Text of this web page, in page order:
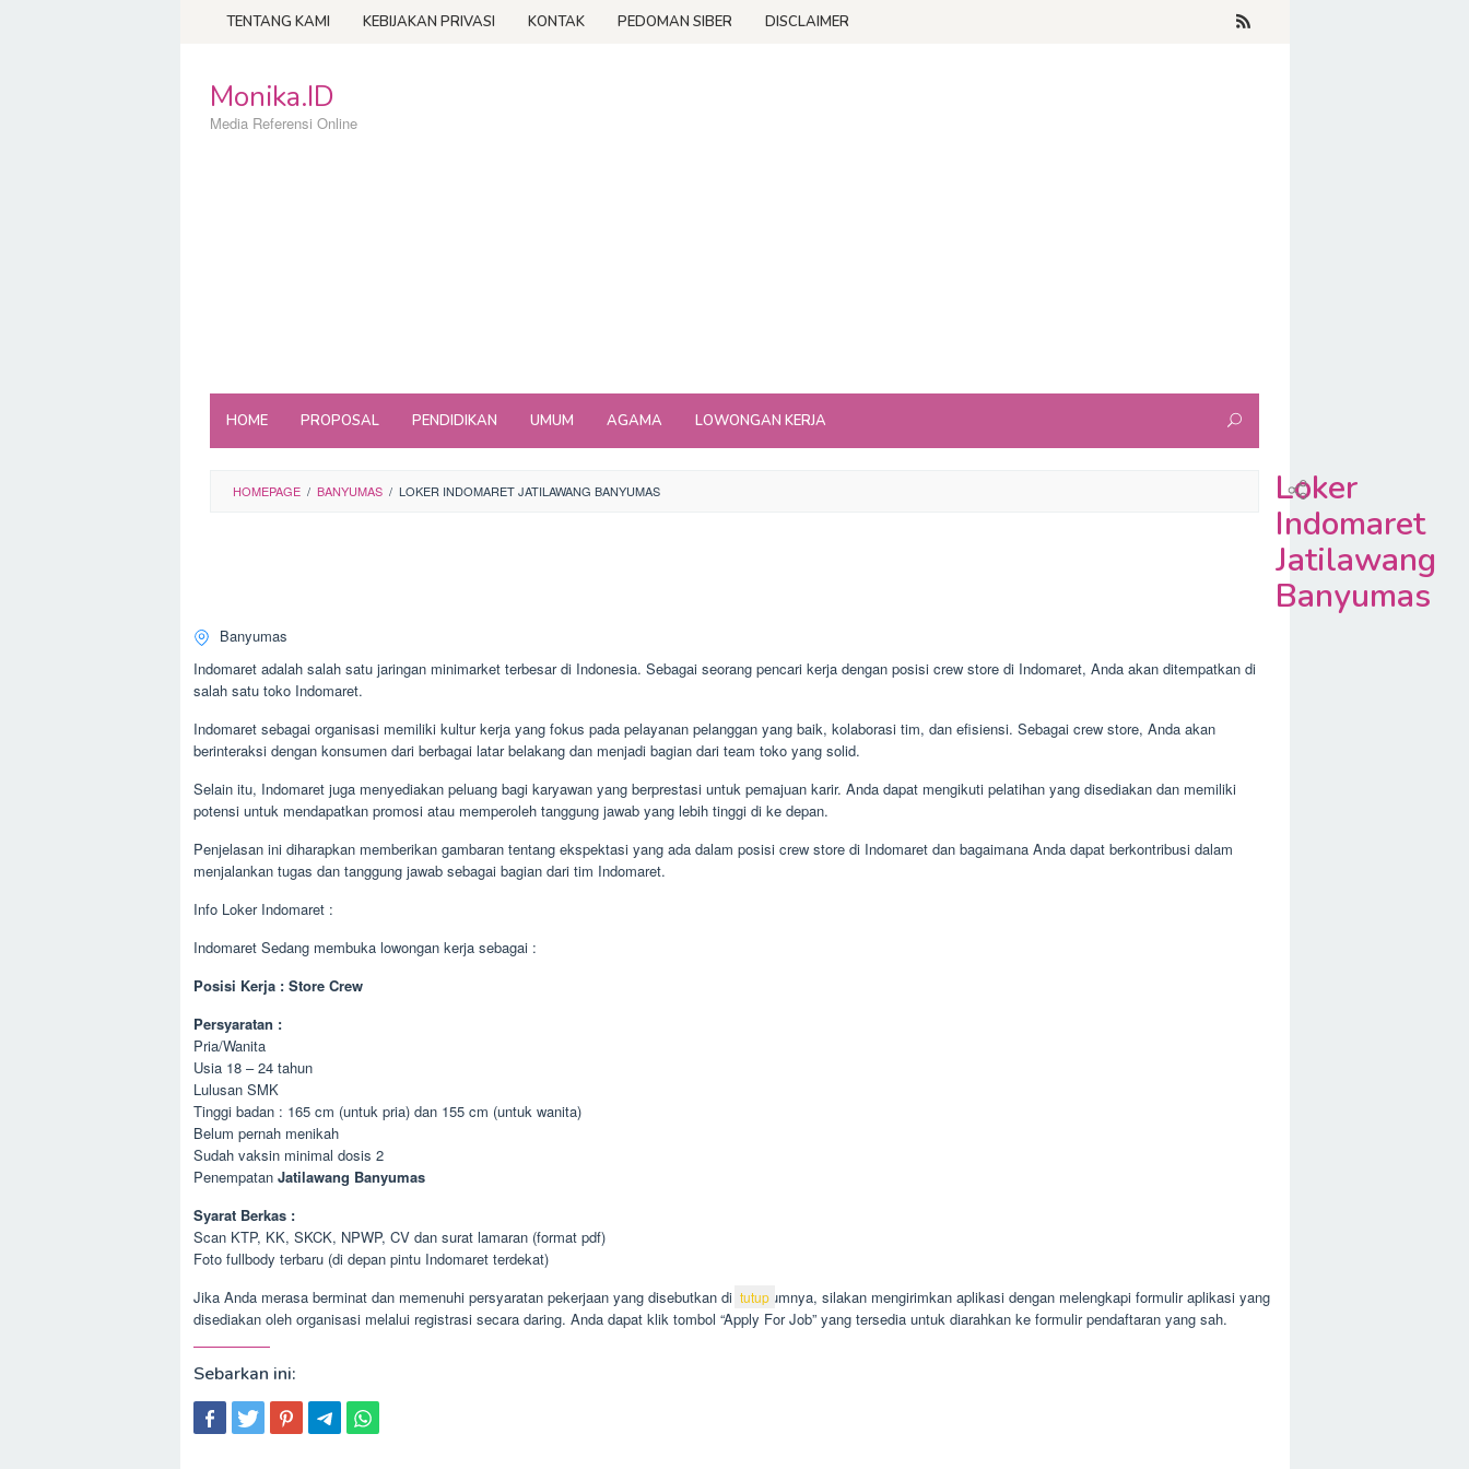
TENTANG KAMI KEBIJAKAN PRIVASI KONTAK PEDOMAN SIBER DISCLAIMER
Monika.ID
Media Referensi Online
HOME PROPOSAL PENDIDIKAN UMUM AGAMA LOWONGAN KERJA
HOMEPAGE / BANYUMAS / LOKER INDOMARET JATILAWANG BANYUMAS
Loker
Indomaret
Jatilawang
Banyumas
Banyumas
Indomaret adalah salah satu jaringan minimarket terbesar di Indonesia. Sebagai seorang pencari kerja dengan posisi crew store di Indomaret, Anda akan ditempatkan di
salah satu toko Indomaret.
Indomaret sebagai organisasi memiliki kultur kerja yang fokus pada pelayanan pelanggan yang baik, kolaborasi tim, dan efisiensi. Sebagai crew store, Anda akan
berinteraksi dengan konsumen dari berbagai latar belakang dan menjadi bagian dari team toko yang solid.
Selain itu, Indomaret juga menyediakan peluang bagi karyawan yang berprestasi untuk pemajuan karir. Anda dapat mengikuti pelatihan yang disediakan dan memiliki
potensi untuk mendapatkan promosi atau memperoleh tanggung jawab yang lebih tinggi di ke depan.
Penjelasan ini diharapkan memberikan gambaran tentang ekspektasi yang ada dalam posisi crew store di Indomaret dan bagaimana Anda dapat berkontribusi dalam
menjalankan tugas dan tanggung jawab sebagai bagian dari tim Indomaret.
Info Loker Indomaret :
Indomaret Sedang membuka lowongan kerja sebagai :
Posisi Kerja : Store Crew
Persyaratan :
Pria/Wanita
Usia 18 – 24 tahun
Lulusan SMK
Tinggi badan : 165 cm (untuk pria) dan 155 cm (untuk wanita)
Belum pernah menikah
Sudah vaksin minimal dosis 2
Penempatan Jatilawang Banyumas
Syarat Berkas :
Scan KTP, KK, SKCK, NPWP, CV dan surat lamaran (format pdf)
Foto fullbody terbaru (di depan pintu Indomaret terdekat)
Jika Anda merasa berminat dan memenuhi persyaratan pekerjaan yang disebutkan di sebelumnya, silakan mengirimkan aplikasi dengan melengkapi formulir aplikasi yang
disediakan oleh organisasi melalui registrasi secara daring. Anda dapat klik tombol “Apply For Job” yang tersedia untuk diarahkan ke formulir pendaftaran yang sah.
Sebarkan ini:
tutup